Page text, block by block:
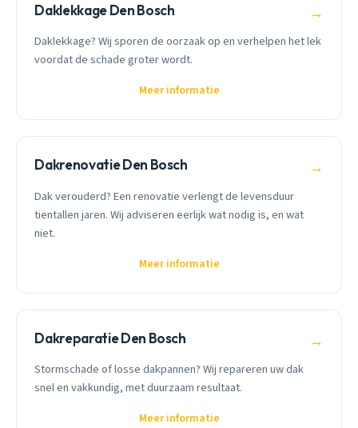
Daklekkage Den Bosch →
Daklekkage? Wij sporen de oorzaak op en verhelpen het lek
voordat de schade groter wordt.
Meer informatie
Dakrenovatie Den Bosch →
Dak verouderd? Een renovatie verlengt de levensduur
tientallen jaren. Wij adviseren eerlijk wat nodig is, en wat
niet.
Meer informatie
Dakreparatie Den Bosch →
Stormschade of losse dakpannen? Wij repareren uw dak
snel en vakkundig, met duurzaam resultaat.
Meer informatie